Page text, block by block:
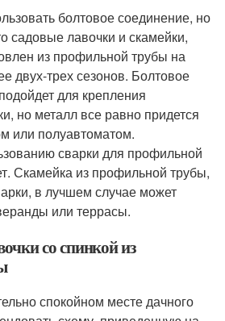
болтовое соединение, но
садовые лавочки и скамейки,
из профильной трубы на
двух-трех сезонов. Болтовое
для крепления
но металл все равно придется
или полуавтоматом.
сварки для профильной
Скамейка из профильной трубы,
в лучшем случае может
или террасы.
со спинкой из
спокойном месте дачного